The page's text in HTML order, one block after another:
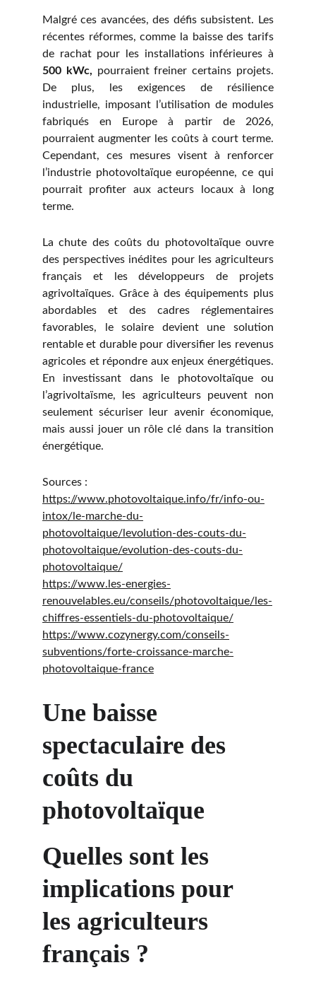
Une baisse
spectaculaire des
coûts du
photovoltaïque
Quelles sont les
implications pour
les agriculteurs
français ?
Malgré ces avancées, des défis subsistent. Les
récentes réformes, comme la baisse des tarifs
de rachat pour les installations inférieures à
500 kWc, pourraient freiner certains projets.
De plus, les exigences de résilience
industrielle, imposant l’utilisation de modules
fabriqués en Europe à partir de 2026,
pourraient augmenter les coûts à court terme.
Cependant, ces mesures visent à renforcer
l’industrie photovoltaïque européenne, ce qui
pourrait profiter aux acteurs locaux à long
terme.
La chute des coûts du photovoltaïque ouvre
des perspectives inédites pour les agriculteurs
français et les développeurs de projets
agrivoltaïques. Grâce à des équipements plus
abordables et des cadres réglementaires
favorables, le solaire devient une solution
rentable et durable pour diversifier les revenus
agricoles et répondre aux enjeux énergétiques.
En investissant dans le photovoltaïque ou
l’agrivoltaïsme, les agriculteurs peuvent non
seulement sécuriser leur avenir économique,
mais aussi jouer un rôle clé dans la transition
énergétique.
Sources :
https://www.photovoltaique.info/fr/info-ou-
intox/le-marche-du-
photovoltaique/levolution-des-couts-du-
photovoltaique/evolution-des-couts-du-
photovoltaique/
https://www.les-energies-
renouvelables.eu/conseils/photovoltaique/les-
chiffres-essentiels-du-photovoltaique/
https://www.cozynergy.com/conseils-
subventions/forte-croissance-marche-
photovoltaique-france